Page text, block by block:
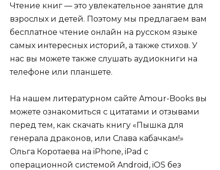
Чтение книг — это увлекательное занятие для
взрослых и детей. Поэтому мы предлагаем вам
бесплатное чтение онлайн на русском языке
самых интересных историй, а также стихов. У
нас вы можете также слушать аудиокниги на
телефоне или планшете.
На нашем литературном сайте Amour-Books вы
можете ознакомиться с цитатами и отзывами
перед тем, как скачать книгу «Пышка для
генерала драконов, или Слава кабачкам!»
Ольга Коротаева на iPhone, iPad с
операционной системой Android, iOS без